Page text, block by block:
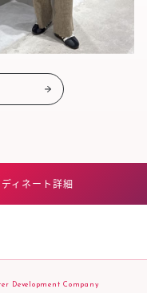
ディネート詳細
Development Company